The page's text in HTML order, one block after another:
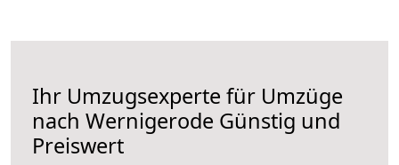
Ihr Umzugsexperte für Umzüge
nach Wernigerode Günstig und
Preiswert